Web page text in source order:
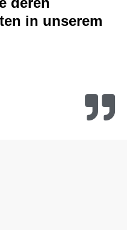
in unserem